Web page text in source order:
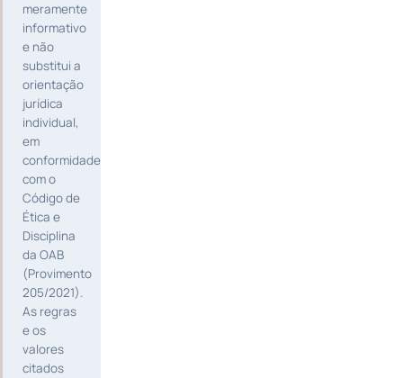
meramente
informativo
e não
substitui a
orientação
jurídica
individual,
em
conformidade
com o
Código de
Ética e
Disciplina
da OAB
(Provimento
205/2021).
As regras
e os
valores
citados